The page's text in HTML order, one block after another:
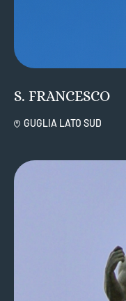
S. FRANCESCO
GUGLIA LATO SUD